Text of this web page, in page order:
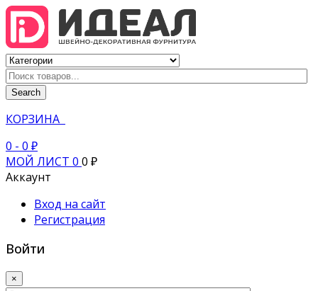
Search
КОРЗИНА
0 - 0 ₽
МОЙ ЛИСТ 0 0 ₽
Аккаунт
Вход на сайт
Регистрация
Войти
×